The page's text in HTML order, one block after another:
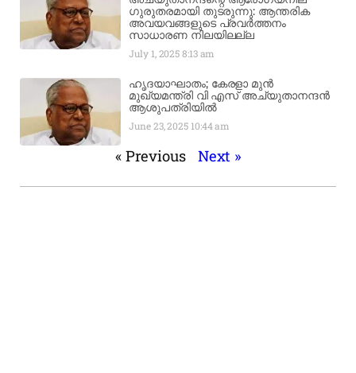
ഗുരുതരമായി തുടരുന്നു: ആന്തരിക
അവയവങ്ങളുടെ പ്രവർത്തനം
സാധാരണ നിലയിലല്ല
July 1, 20258:13 am
ഹൃദയാഘാതം; കേരളാ മുൻ
മുഖ്യമന്ത്രി വി എസ് അച്യുതാനന്ദൻ
ആശുപത്രിയിൽ
June 23, 2025 10:44 am
« Previous Next »